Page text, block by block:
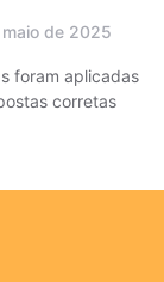
de 2025
foram aplicadas
corretas